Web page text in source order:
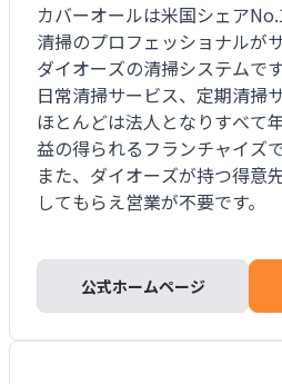
カバーオールは米国シェア
清掃のプロフェッショナルが
ダイオーズの清掃システムです
日常清掃サービス、定期清掃
ほとんどは法人となりすべて
益の得られるフランチャイズで
また、ダイオーズが持つ得意
してもらえ営業が不要です。
公式ホームページ